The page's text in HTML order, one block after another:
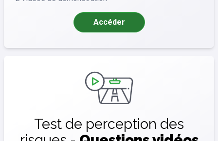
Accéder
Test de perception des